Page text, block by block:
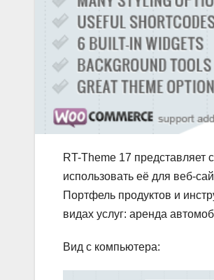
RT-Theme 17
использовать её для веб-
Портфель продуктов и
видах услуг: аренда
Вид с компьютера: